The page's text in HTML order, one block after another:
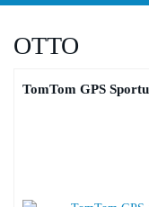
OTTO
TomTom GPS